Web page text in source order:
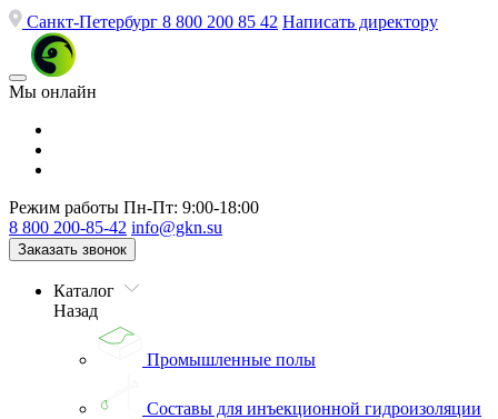
Санкт-Петербург 8 800 200 85 42 Написать директору
Мы онлайн
Режим работы Пн-Пт: 9:00-18:00
8 800 200-85-42 info@gkn.su
Заказать звонок
Каталог
Назад
Промышленные полы
Составы для инъекционной гидроизоляции